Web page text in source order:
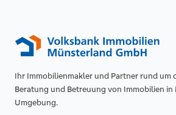
Ihr Immobilienmakler und Partner rund um
Beratung und Betreuung von Immobilien in
Umgebung.